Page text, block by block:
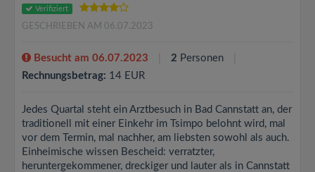
Verifiziert
GESCHRIEBEN AM 06.07.2023
Besucht am 06.07.2023 2 Personen
Rechnungsbetrag: 14 EUR
Jedes Quartal steht ein Arztbesuch in Bad Cannstatt an, der
traditionell mit einer Einkehr im Tsimpo belohnt wird, mal
vor dem Termin, mal nachher, am liebsten sowohl als auch.
Einheimische wissen Bescheid: verratzter,
heruntergekommener, dreckiger und lauter als in Cannstatt